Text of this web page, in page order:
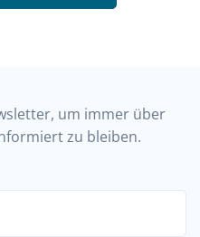
um immer über
zu bleiben.